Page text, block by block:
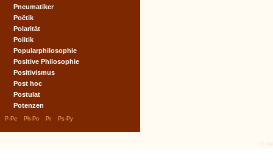
Pneumatiker
Poëtik
Polarität
Politik
Popularphilosophie
Positive Philosophie
Positivismus
Post hoc
Postulat
Potenzen
P-Pe Ph-Po Pr Ps-Py